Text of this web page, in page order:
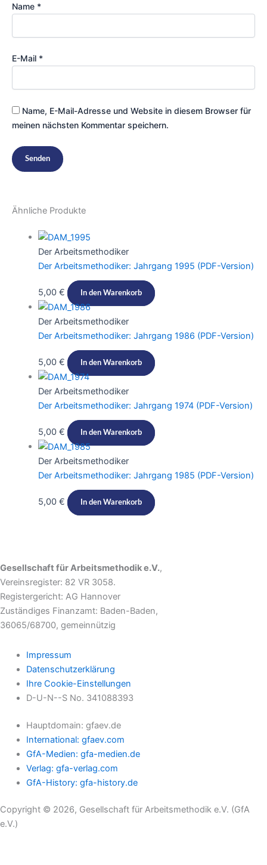
Name *
E-Mail *
Name, E-Mail-Adresse und Website in diesem Browser für
meinen nächsten Kommentar speichern.
Ähnliche Produkte
Der Arbeitsmethodiker
Der Arbeitsmethodiker: Jahrgang 1995 (PDF-Version)​​
5,00 € In den Warenkorb
Der Arbeitsmethodiker
Der Arbeitsmethodiker: Jahrgang 1986 (PDF-Version)​​
5,00 € In den Warenkorb
Der Arbeitsmethodiker
Der Arbeitsmethodiker: Jahrgang 1974 (PDF-Version)
5,00 € In den Warenkorb
Der Arbeitsmethodiker
Der Arbeitsmethodiker: Jahrgang 1985 (PDF-Version)​​
5,00 € In den Warenkorb
Gesellschaft für Arbeitsmethodik e.V.,
Vereinsregister: 82 VR 3058.
Registergericht: AG Hannover
Zuständiges Finanzamt: Baden-Baden,
36065/68700, gemeinnützig
Impressum
Datenschutzerklärung
Ihre Cookie-Einstellungen
D-U-N--S No. 341088393
Hauptdomain: gfaev.de
International: gfaev.com
GfA-Medien: gfa-medien.de
Verlag: gfa-verlag.com
GfA-History: gfa-history.de
Copyright © 2026, Gesellschaft für Arbeitsmethodik e.V. (GfA
e.V.)